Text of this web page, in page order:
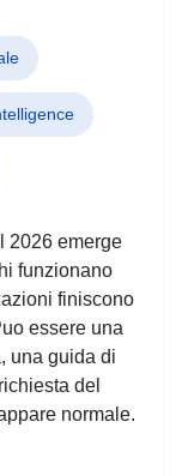
2026 emerge
funzionano
finiscono
essere una
una guida di
del
normale.